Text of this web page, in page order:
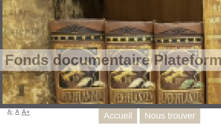
Fonds documentaire
Accueil Nous trouver
A- A A+